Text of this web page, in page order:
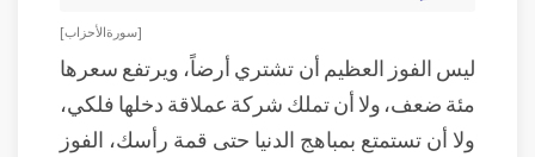
[ سورة الأحزاب ]
ليس الفوز العظيم أن تشتري أرضاً، ويرتفع سعرها
مئة ضعف، ولا أن تملك شركة عملاقة دخلها فلكي،
ولا أن تستمتع بمباهج الدنيا حتى قمة رأسك، الفوز